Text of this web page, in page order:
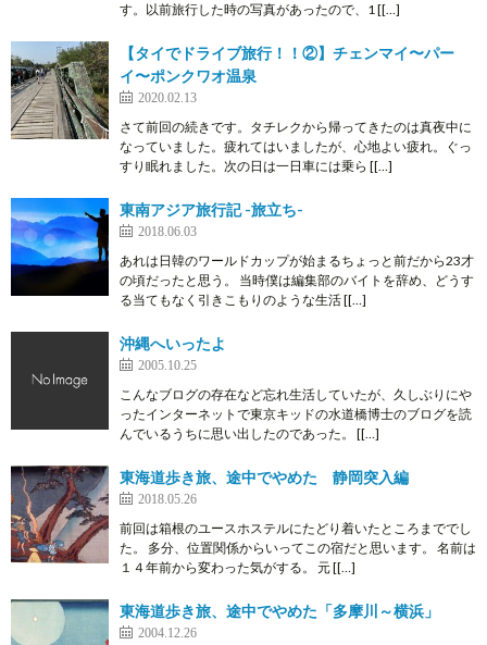
す。以前旅行した時の写真があったので、1 [[…]
【タイでドライブ旅行！！②】チェンマイ〜パー
イ〜ポンクワオ温泉
2020.02.13
さて前回の続きです。タチレクから帰ってきたのは真夜中に
なっていました。疲れてはいましたが、心地よい疲れ。ぐっ
すり眠れました。次の日は一日車には乗ら [[…]
東南アジア旅行記 -旅立ち-
2018.06.03
あれは日韓のワールドカップが始まるちょっと前だから23才
の頃だったと思う。 当時僕は編集部のバイトを辞め、どうす
る当てもなく引きこもりのような生活 [[…]
沖縄へいったよ
2005.10.25
こんなブログの存在など忘れ生活していたが、久しぶりにや
ったインターネットで東京キッドの水道橋博士のブログを読
んでいるうちに思い出したのであった。 [[…]
東海道歩き旅、途中でやめた 静岡突入編
2018.05.26
前回は箱根のユースホステルにたどり着いたところまででし
た。 多分、位置関係からいってこの宿だと思います。 名前は
１４年前から変わった気がする。 元 [[…]
東海道歩き旅、途中でやめた「多摩川～横浜」
2004.12.26